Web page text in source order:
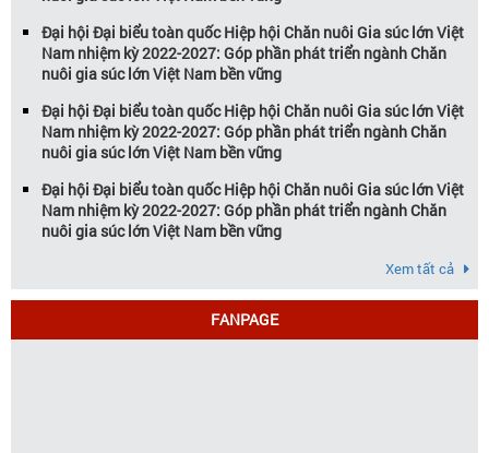
Đại hội Đại biểu toàn quốc Hiệp hội Chăn nuôi Gia súc lớn Việt
Nam nhiệm kỳ 2022-2027: Góp phần phát triển ngành Chăn
nuôi gia súc lớn Việt Nam bền vững
Đại hội Đại biểu toàn quốc Hiệp hội Chăn nuôi Gia súc lớn Việt
Nam nhiệm kỳ 2022-2027: Góp phần phát triển ngành Chăn
nuôi gia súc lớn Việt Nam bền vững
Đại hội Đại biểu toàn quốc Hiệp hội Chăn nuôi Gia súc lớn Việt
Nam nhiệm kỳ 2022-2027: Góp phần phát triển ngành Chăn
nuôi gia súc lớn Việt Nam bền vững
Xem tất cả
FANPAGE